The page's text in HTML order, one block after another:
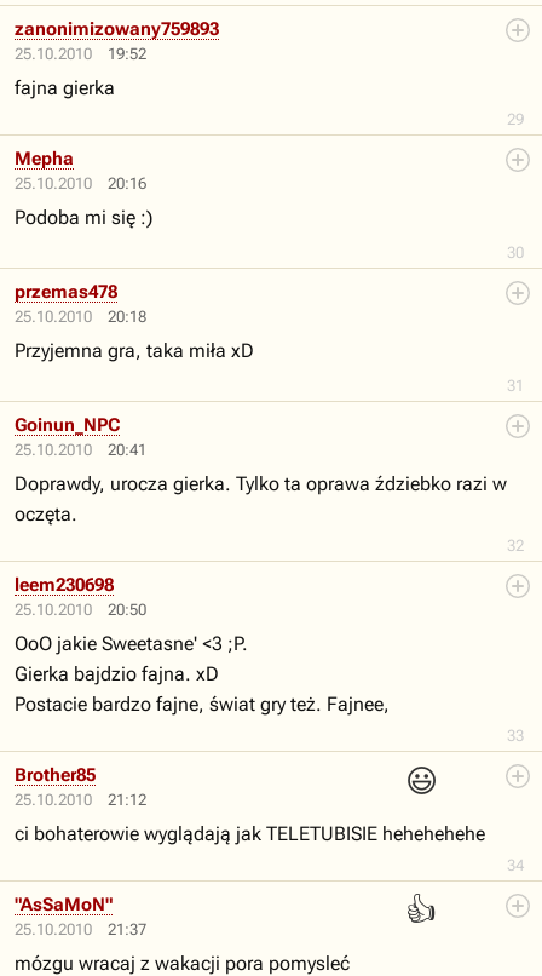
25.10.2010 19:52
29
zanonimizowany759893
fajna gierka
25.10.2010 20:16
30
Mepha
Podoba mi się :)
25.10.2010 20:18
31
przemas478
Przyjemna gra, taka miła xD
25.10.2010 20:41
32
Goinun_NPC
Doprawdy, urocza gierka. Tylko ta oprawa ździebko razi w
oczęta.
25.10.2010 20:50
33
leem230698
OoO jakie Sweetasne' <3 ;P.
Gierka bajdzio fajna. xD
Postacie bardzo fajne, świat gry też. Fajnee,
25.10.2010 21:12
😃
34
Brother85
ci bohaterowie wyglądają jak TELETUBISIE hehehehehe
25.10.2010 21:37
👍
"AsSaMoN"
mózgu wracaj z wakacji pora pomysleć